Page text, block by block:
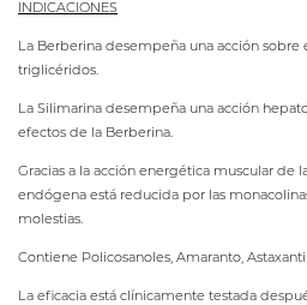
Cancelar
lista de deseos.
INDICACIONES
La Berberina desempeña una acción
triglicéridos.
La Silimarina desempeña una acción
efectos de la Berberina.
Gracias a la acción energética muscular de
endógena está reducida por las
molestias.
Contiene Policosanoles, Amaranto,
La eficacia está clínicamente testada